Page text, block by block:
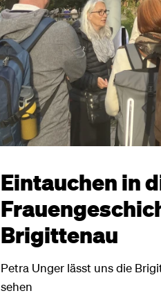
Eintauchen in
Brigittenau
Petra Unger lässt uns die
sehen